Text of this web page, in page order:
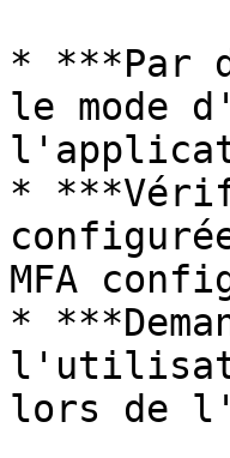
* ***Par
le mode
*
MFA
*
lors de